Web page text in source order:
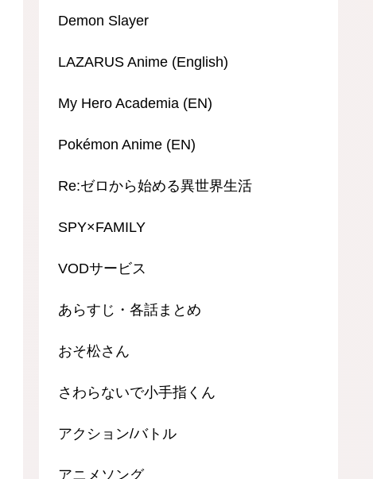
Demon Slayer
LAZARUS Anime (English)
My Hero Academia (EN)
Pokémon Anime (EN)
Re:ゼロから始める異世界生活
SPY×FAMILY
VODサービス
あらすじ・各話まとめ
おそ松さん
さわらないで小手指くん
アクション/バトル
アニメソング